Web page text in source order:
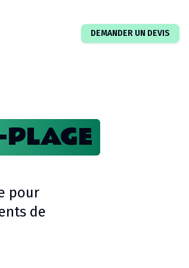
DEMANDER UN DEVIS
pour
de